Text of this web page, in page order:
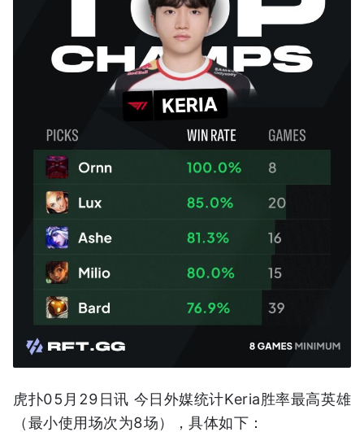
虎扑05月29日讯 今日外媒统计Keria胜率最高英雄
（最小使用场次为8场），具体如下：